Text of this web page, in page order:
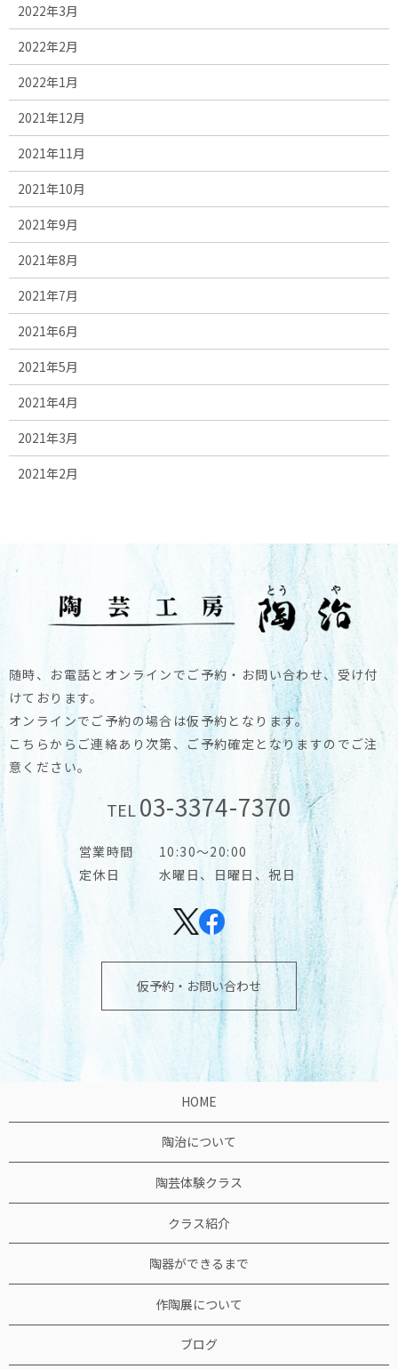
2022年3月
2022年2月
2022年1月
2021年12月
2021年11月
2021年10月
2021年9月
2021年8月
2021年7月
2021年6月
2021年5月
2021年4月
2021年3月
2021年2月
随時、お電話とオンラインでご予約・お問い合わせ、受け付
けております。
オンラインでご予約の場合は仮予約となります。
こちらからご連絡あり次第、ご予約確定となりますのでご注
意ください。
TEL03-3374-7370
営業時間
10:30～20:00
定休日
水曜日、日曜日、祝日
仮予約・お問い合わせ
HOME
陶治について
陶芸体験クラス
クラス紹介
陶器ができるまで
作陶展について
ブログ